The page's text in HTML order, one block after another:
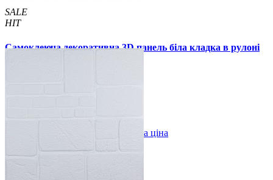
SALE
HIT
Самоклеюча декоративна 3D панель біла кладка в рулоні
Оптова ціна